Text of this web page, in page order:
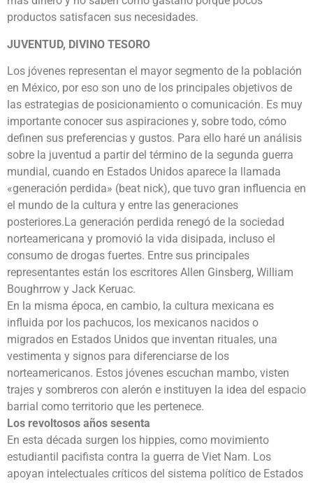
productos satisfacen sus necesidades.
JUVENTUD, DIVINO TESORO
Los jóvenes representan el mayor segmento de la población
en México, por eso son uno de los principales objetivos de
las estrategias de posicionamiento o comunicación. Es muy
importante conocer sus aspiraciones y, sobre todo, cómo
definen sus preferencias y gustos. Para ello haré un análisis
sobre la juventud a partir del término de la segunda guerra
mundial, cuando en Estados Unidos aparece la llamada
«generación perdida» (beat nick), que tuvo gran influencia en
el mundo de la cultura y entre las generaciones
posteriores.La generación perdida renegó de la sociedad
norteamericana y promovió la vida disipada, incluso el
consumo de drogas fuertes. Entre sus principales
representantes están los escritores Allen Ginsberg, William
Boughrrow y Jack Keruac.
En la misma época, en cambio, la cultura mexicana es
influida por los pachucos, los mexicanos nacidos o
migrados en Estados Unidos que inventan rituales, una
vestimenta y signos para diferenciarse de los
norteamericanos. Estos jóvenes escuchan mambo, visten
trajes y sombreros con alerón e instituyen la idea del espacio
barrial como territorio que les pertenece.
Los revoltosos años sesenta
En esta década surgen los hippies, como movimiento
estudiantil pacifista contra la guerra de Viet Nam. Los
apoyan intelectuales críticos del sistema político de Estados